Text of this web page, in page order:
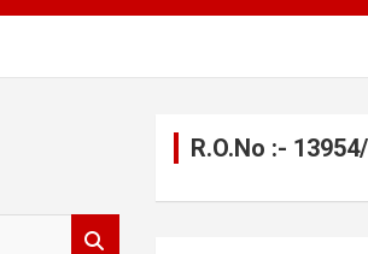
R.O.No :-